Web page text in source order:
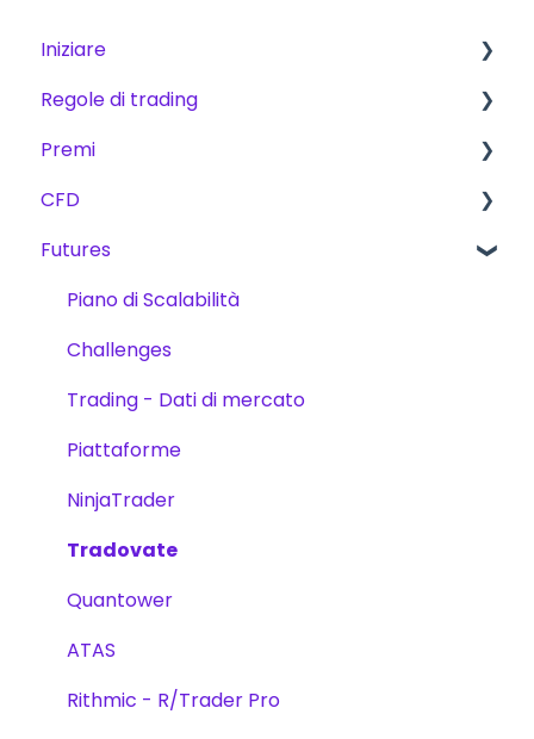
Iniziare
Iniziare
The Trading Pit – Chi siamo
Acquisti
Prodotti
Verifica dell'account
Trading
Sfide
Piano di Scalabilità
Regole di trading
Regole di base per CFD, Futures e Azioni
CFD
Futures
Le scorte
Premi
Commissioni
Metodi di premi
CFD
Prodotti
Trading
Sfide
Piattaforme
Futures
Piano di Scalabilità
Challenges
Trading - Dati di mercato
Piattaforme
NinjaTrader
Tradovate
Quantower
ATAS
Rithmic - R/Trader Pro